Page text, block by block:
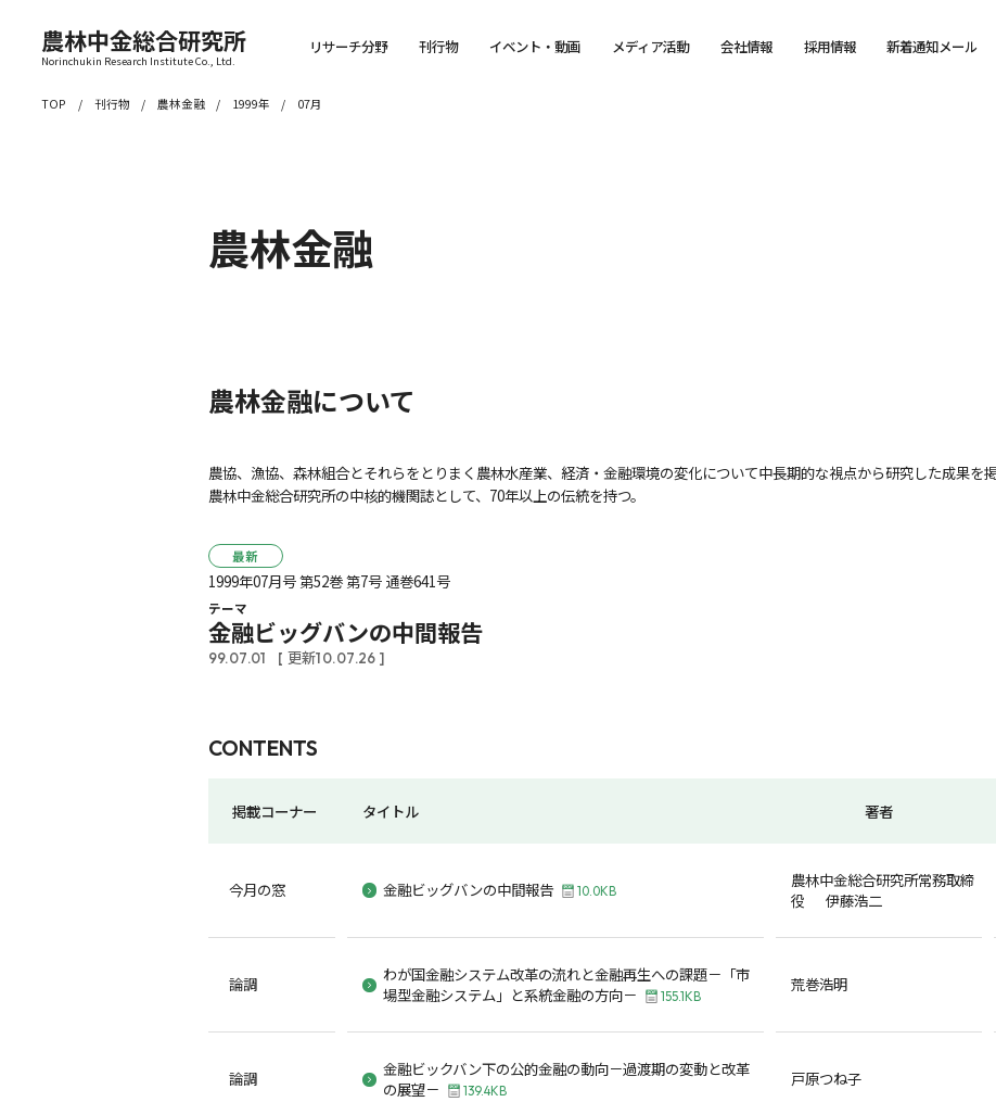
農林中金総合研究所
Norinchukin Research Institute Co., Ltd.
リサーチ分野 刊行物 イベント・動画 メディア活動 会社情報 採用情報 新着通知メール
TOP 刊行物 農林金融 1999年 07月
農林金融
農林金融について
農協、漁協、森林組合とそれらをとりまく農林水産業、経済・金融環境の変化について中長期的な視点から研究した成果を掲
農林中金総合研究所の中核的機関誌として、70年以上の伝統を持つ。
最新
1999年07月号 第52巻 第7号 通巻641号
テーマ
金融ビッグバンの中間報告
99.07.01 [ 更新10.07.26 ]
CONTENTS
掲載コーナー タイトル 著者
今月の窓 金融ビッグバンの中間報告 10.0KB
農林中金総合研究所常務取締
役 伊藤浩二
論調
わが国金融システム改革の流れと金融再生への課題－「市
場型金融システム」と系統金融の方向－
155.1KB
荒巻浩明
論調
金融ビックバン下の公的金融の動向－過渡期の変動と改革
の展望－
139.4KB
戸原つね子